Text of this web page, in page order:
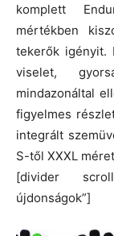
komplett
mértékben
tekerők igényit.
viselet,
mindazonáltal
figyelmes
integrált
S-től XXXL
[divider
újdonságok”]